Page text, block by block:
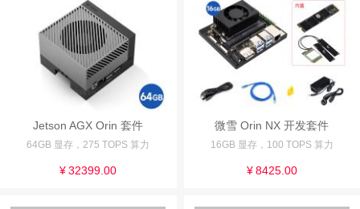
Jetson AGX Orin 套件
64GB 显存，275 TOPS 算力
¥ 32399.00
微雪 Orin NX 开发套件
16GB 显存，100 TOPS 算力
¥ 8425.00